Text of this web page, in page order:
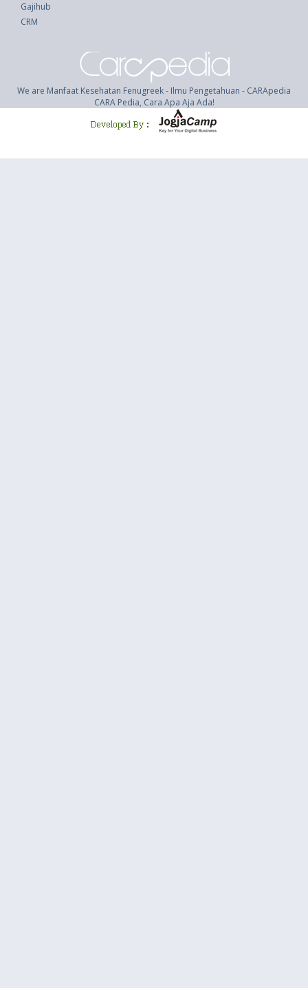
Gajihub
CRM
We are Manfaat Kesehatan Fenugreek - Ilmu Pengetahuan - CARApedia
CARA Pedia, Cara Apa Aja Ada!